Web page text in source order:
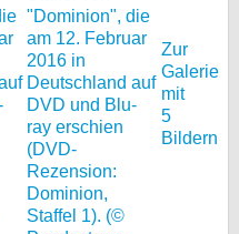
Zur
Galerie
mit
5
Bildern
Ansicht